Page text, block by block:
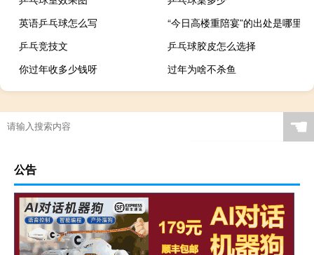
英语乒乓球怎么写
“今日高楼重陪宴”的出处是哪里
乒乓竞技文
乒乓球胶皮怎么选择
你过年收多少钱呀
过年为啥不杀鱼
乒乓球弧线球怎么打
☚
公告